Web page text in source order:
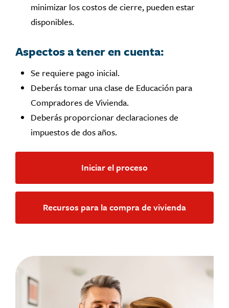
minimizar los costos de cierre, pueden estar
disponibles.
Aspectos a tener en cuenta:
Se requiere pago inicial.
Deberás tomar una clase de Educación para
Compradores de Vivienda.
Deberás proporcionar declaraciones de
impuestos de dos años.
Iniciar el proceso
Recursos para la compra de vivienda